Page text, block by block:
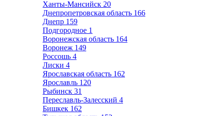
Ханты-Мансийск 20
Днепропетровская область 166
Днепр 159
Подгородное 1
Воронежская область 164
Воронеж 149
Россошь 4
Лиски 4
Ярославская область 162
Ярославль 120
Рыбинск 31
Переславль-Залесский 4
Бишкек 162